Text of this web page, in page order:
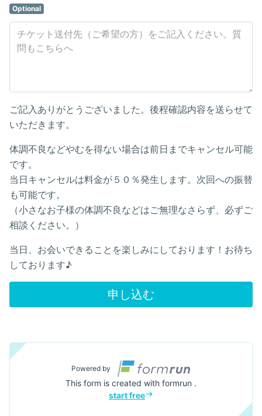
Optional
ご記入ありがとうございました。後程確認内容を送らせて
いただきます。
体調不良などやむを得ない場合は前日までキャンセル可能
です。
当日キャンセルは料金が５０％発生します。次回への振替
も可能です。
（小さなお子様の体調不良などはご無理なさらず、必ずご
相談ください。）
当日、お会いできることを楽しみにしております！お待ち
しております♪
申し込む
Powered by
This form is created with formrun .
start free